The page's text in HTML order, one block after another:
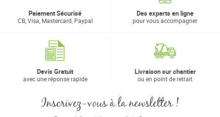
Paiement Sécurisé
CB, Visa, Mastercard, Paypal
Des experts en ligne
pour vous accompagner
Devis Gratuit
avec une réponse rapide
Livraison sur chantier
ou en point de retrait
Inscrivez-vous à la newsletter !